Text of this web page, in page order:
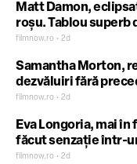
Matt Damon,
roșu. Tablou superb
fiicele lor, la Seul
filmnow.ro • 2d
Samantha Morton,
dezvăluiri fără
rol de un an: „Am 49
filmnow.ro • 2d
Eva Longoria, mai în
făcut senzație într-
Marbella
filmnow.ro • 2d